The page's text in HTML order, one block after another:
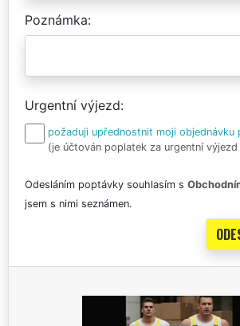
Poznámka
Urgentní výjezd
požaduji upřednostnit moji objednávku
(je účtován poplatek za urgentní
Odesláním poptávky souhlasím s
jsem s nimi seznámen.